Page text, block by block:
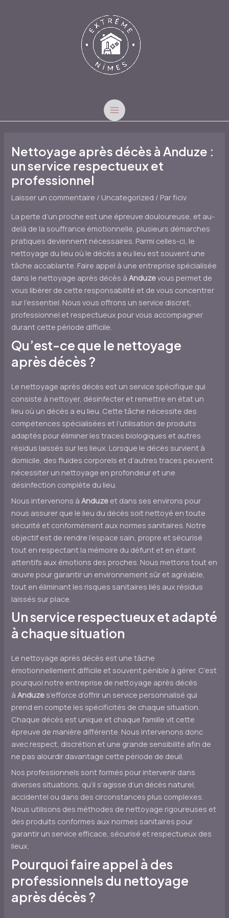
MAIN
Nettoyage après décès à Anduze :
un service respectueux et
professionnel
Laisser un commentaire / Uncategorized / Parficiv
La perte d’un proche est une épreuve douloureuse, et au-
delà de la souffrance émotionnelle, plusieurs démarches
pratiques deviennent nécessaires. Parmi celles-ci, le
nettoyage du lieu où le décès a eu lieu est souvent une
tâche accablante. Faire appel à une entreprise spécialisée
dans le nettoyage après décès àAnduzevous permet de
vous libérer de cette responsabilité et de vous concentrer
sur l’essentiel. Nous vous offrons un service discret,
professionnel et respectueux pour vous accompagner
durant cette période difficile.
Qu’est-ce que le nettoyage
après décès ?
Le nettoyage après décès est un service spécifique qui
consiste à nettoyer, désinfecter et remettre en état un
lieu où un décès a eu lieu. Cette tâche nécessite des
compétences spécialisées et l’utilisation de produits
adaptés pour éliminer les traces biologiques et autres
résidus laissés sur les lieux. Lorsque le décès survient à
domicile, des fluides corporels et d’autres traces peuvent
nécessiter un nettoyage en profondeur et une
désinfection complète du lieu.
Nous intervenons àAnduze et dans ses environs pour
nous assurer que le lieu du décès soit nettoyé en toute
sécurité et conformément aux normes sanitaires. Notre
objectif est de rendre l’espace sain, propre et sécurisé
tout en respectant la mémoire du défunt et en étant
attentifs aux émotions des proches. Nous mettons tout en
œuvre pour garantir un environnement sûr et agréable,
tout en éliminant les risques sanitaires liés aux résidus
laissés sur place.
Un service respectueux et adapté
à chaque situation
Le nettoyage après décès est une tâche
émotionnellement difficile et souvent pénible à gérer. C’est
pourquoi notre entreprise de nettoyage après décès
àAnduze s’efforce d’offrir un service personnalisé qui
prend en compte les spécificités de chaque situation.
Chaque décès est unique et chaque famille vit cette
épreuve de manière différente. Nous intervenons donc
avec respect, discrétion et une grande sensibilité afin de
ne pas alourdir davantage cette période de deuil.
Nos professionnels sont formés pour intervenir dans
diverses situations, qu’il s’agisse d’un décès naturel,
accidentel ou dans des circonstances plus complexes.
Nous utilisons des méthodes de nettoyage rigoureuses et
des produits conformes aux normes sanitaires pour
garantir un service efficace, sécurisé et respectueux des
lieux.
Pourquoi faire appel à des
professionnels du nettoyage
après décès ?